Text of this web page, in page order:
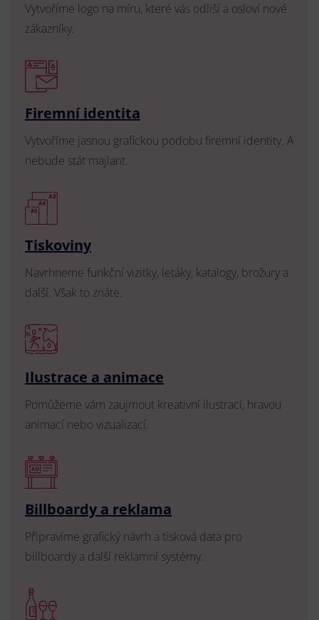
Vytvoříme logo na míru, které vás odliší a osloví nové
zákazníky.
Firemní identita
Vytvoříme jasnou grafickou podobu firemní identity. A
nebude stát majlant.
Tiskoviny
Navrhneme funkční vizitky, letáky, katalogy, brožury a
další. Však to znáte.
Ilustrace a animace
Pomůžeme vám zaujmout kreativní ilustrací, hravou
animací nebo vizualizací.
Billboardy a reklama
Připravíme grafický návrh a tisková data pro
billboardy a další reklamní systémy.